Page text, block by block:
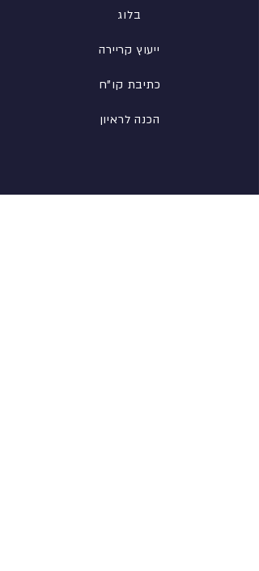
בלוג
ייעוץ קריירה
כתיבת קו"ח
הכנה לראיון